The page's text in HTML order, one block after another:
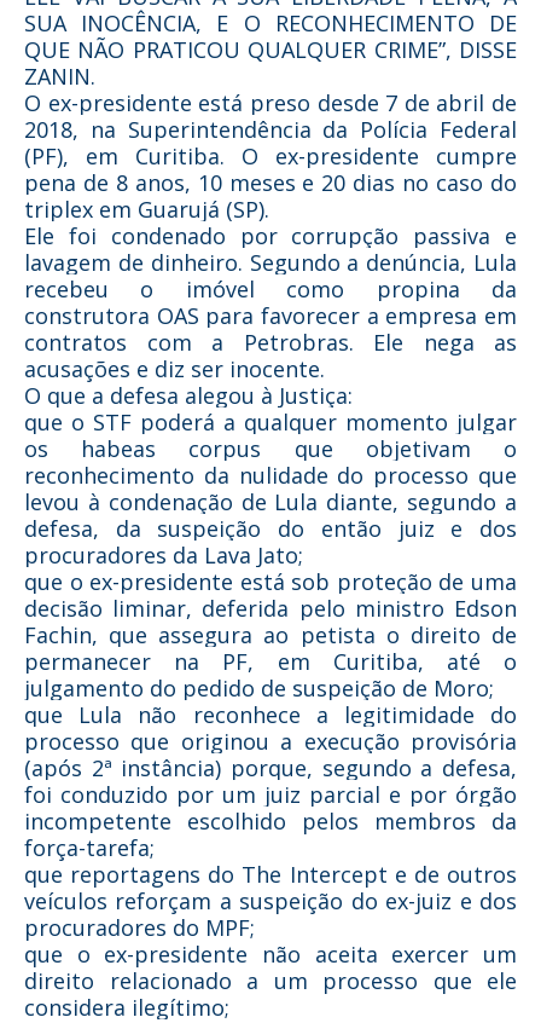
SUA INOCÊNCIA, E O RECONHECIMENTO DE
QUE NÃO PRATICOU QUALQUER CRIME”, DISSE
ZANIN.
O ex-presidente está preso desde 7 de abril de
2018, na Superintendência da Polícia Federal
(PF), em Curitiba. O ex-presidente cumpre
pena de 8 anos, 10 meses e 20 dias no caso do
triplex em Guarujá (SP).
Ele foi condenado por corrupção passiva e
lavagem de dinheiro. Segundo a denúncia, Lula
recebeu o imóvel como propina da
construtora OAS para favorecer a empresa em
contratos com a Petrobras. Ele nega as
acusações e diz ser inocente.
O que a defesa alegou à Justiça:
que o STF poderá a qualquer momento julgar
os habeas corpus que objetivam o
reconhecimento da nulidade do processo que
levou à condenação de Lula diante, segundo a
defesa, da suspeição do então juiz e dos
procuradores da Lava Jato;
que o ex-presidente está sob proteção de uma
decisão liminar, deferida pelo ministro Edson
Fachin, que assegura ao petista o direito de
permanecer na PF, em Curitiba, até o
julgamento do pedido de suspeição de Moro;
que Lula não reconhece a legitimidade do
processo que originou a execução provisória
(após 2ª instância) porque, segundo a defesa,
foi conduzido por um juiz parcial e por órgão
incompetente escolhido pelos membros da
força-tarefa;
que reportagens do The Intercept e de outros
veículos reforçam a suspeição do ex-juiz e dos
procuradores do MPF;
que o ex-presidente não aceita exercer um
direito relacionado a um processo que ele
considera ilegítimo;